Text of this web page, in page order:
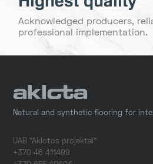
Acknowledged producers,
professional implementation.
Natural and synthetic flooring for
UAB "Aklotos projektai"
+370 46 411499